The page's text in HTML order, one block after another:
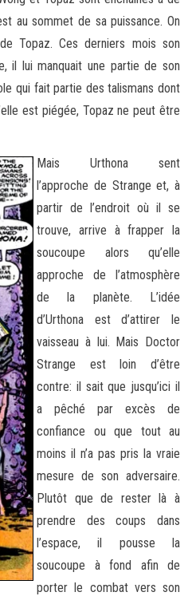
au sommet de sa puissance. On
Topaz. Ces derniers mois son
il lui manquait une partie de son
qui fait partie des talismans dont
est piégée, Topaz ne peut être
Mais Urthona sent
l’approche de Strange et, à
partir de l’endroit où il se
trouve, arrive à frapper la
soucoupe alors qu’elle
approche de l’atmosphère
de la planète. L’idée
d’Urthona est d’attirer le
vaisseau à lui. Mais Doctor
Strange est loin d’être
contre: il sait que jusqu’ici il
a pêché par excès de
confiance ou que tout au
moins il n’a pas pris la vraie
mesure de son adversaire.
Plutôt que de rester là à
prendre des coups dans
l’espace, il pousse la
soucoupe à fond afin de
porter le combat vers son